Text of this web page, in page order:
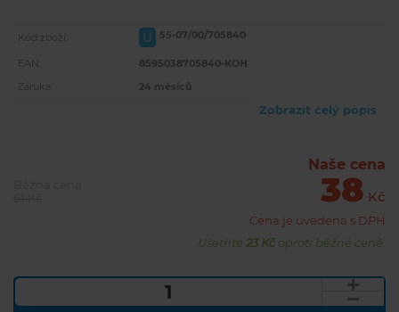
Kód zboží: U 55-07/00/705840
EAN:
8595038705840-KOH
Záruka:
24 měsíců
Zobrazit celý popis
Naše cena
38 Kč
Cena je uvedena s DPH
Ušetříte 23 Kčoproti běžné ceně.